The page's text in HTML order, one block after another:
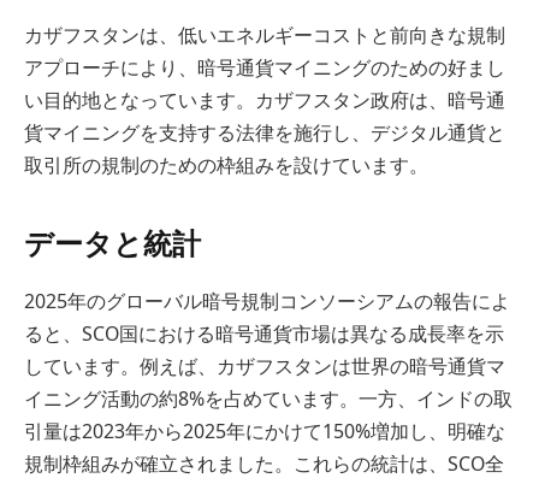
カザフスタンは、低いエネルギーコストと前向きな規制
アプローチにより、暗号通貨マイニングのための好まし
い目的地となっています。カザフスタン政府は、暗号通
貨マイニングを支持する法律を施行し、デジタル通貨と
取引所の規制のための枠組みを設けています。
データと統計
2025年のグローバル暗号規制コンソーシアムの報告によ
ると、SCO国における暗号通貨市場は異なる成長率を示
しています。例えば、カザフスタンは世界の暗号通貨マ
イニング活動の約8%を占めています。一方、インドの取
引量は2023年から2025年にかけて150%増加し、明確な
規制枠組みが確立されました。これらの統計は、SCO全